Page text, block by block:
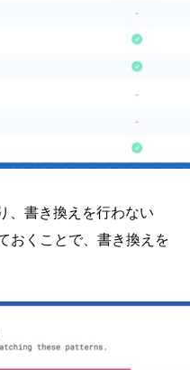
、書き換えを行わない
おくことで、書き換えを